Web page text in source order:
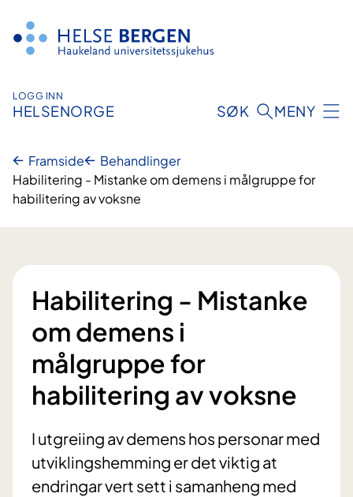
innhald
LOGG INN
HELSENORGE SØK MENY
Framside
Behandlinger
Habilitering - Mistanke om demens i målgruppe for
habilitering av voksne
Habilitering - Mistanke
om demens i
målgruppe for
habilitering av voksne
I utgreiing av demens hos personar med
utviklingshemming er det viktig at
endringar vert sett i samanheng med